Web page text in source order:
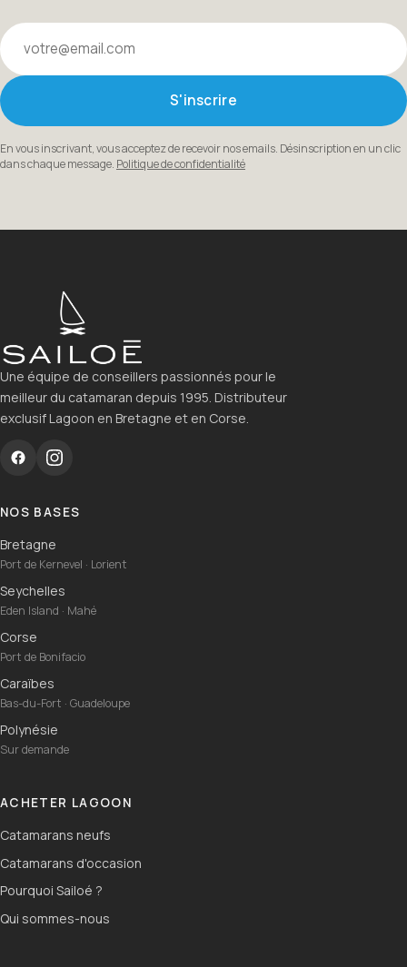
Votre email
S'inscrire
En vous inscrivant, vous acceptez de recevoir nos emails. Désinscription en un clic
dans chaque message. Politique de confidentialité
Une équipe de conseillers passionnés pour le
meilleur du catamaran depuis 1995. Distributeur
exclusif Lagoon en Bretagne et en Corse.
NOS BASES
Bretagne
Port de Kernevel · Lorient
Seychelles
Eden Island · Mahé
Corse
Port de Bonifacio
Caraïbes
Bas-du-Fort · Guadeloupe
Polynésie
Sur demande
ACHETER LAGOON
Catamarans neufs
Catamarans d'occasion
Pourquoi Sailoé ?
Qui sommes-nous